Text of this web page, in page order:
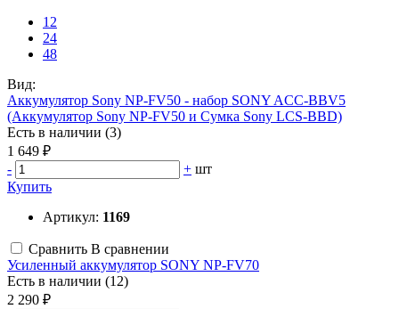
12
24
48
Вид:
Аккумулятор Sony NP-FV50 - набор SONY ACC-BBV5
(Аккумулятор Sony NP-FV50 и Сумка Sony LCS-BBD)
Есть в наличии (3)
1 649 ₽
-
+ шт
Купить
Артикул: 1169
Сравнить В сравнении
Усиленный аккумулятор SONY NP-FV70
Есть в наличии (12)
2 290 ₽